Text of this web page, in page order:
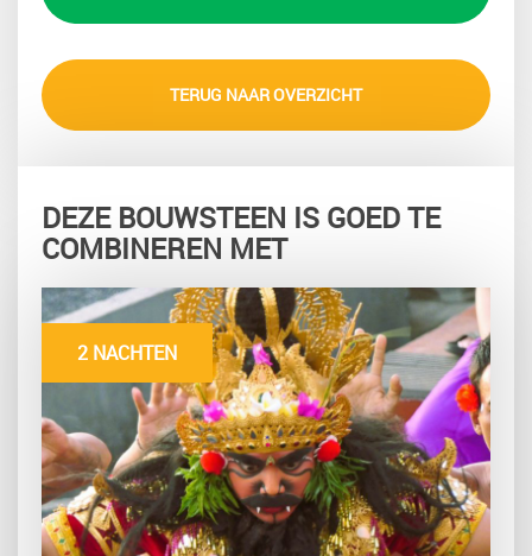
TERUG NAAR OVERZICHT
DEZE BOUWSTEEN IS GOED TE
COMBINEREN MET
2 NACHTEN